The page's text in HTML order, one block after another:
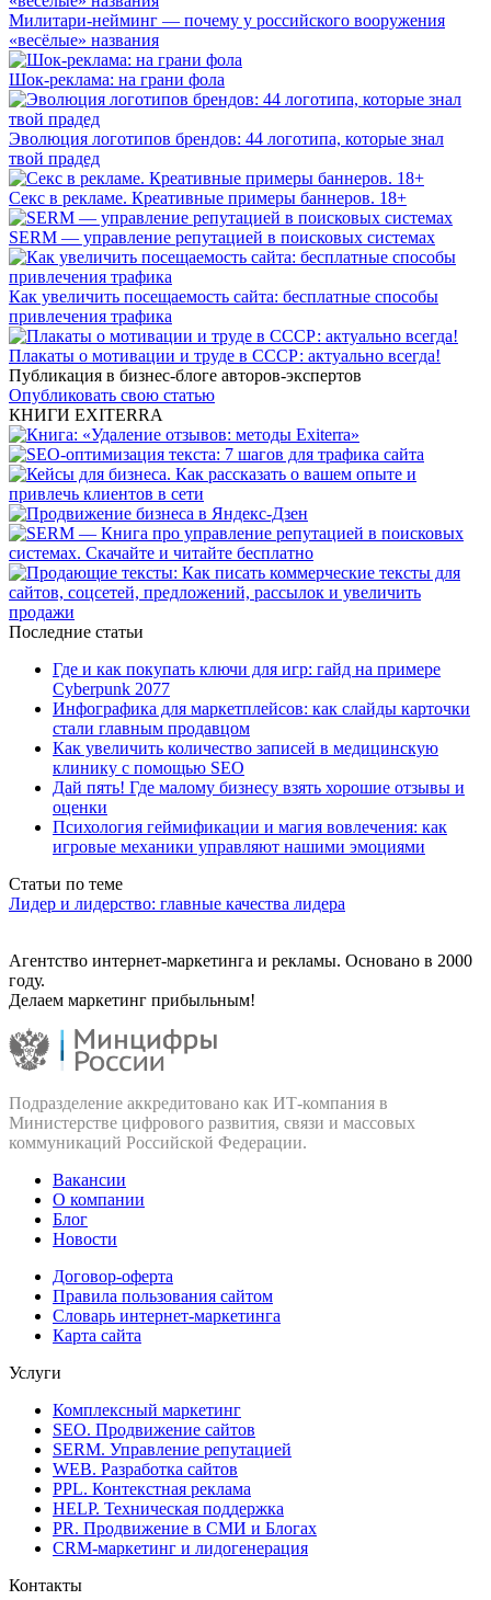
Милитари-нейминг — почему у российского вооружения
«весёлые» названия
Шок-реклама: на грани фола
Эволюция логотипов брендов: 44 логотипа, которые знал
твой прадед
Секс в рекламе. Креативные примеры баннеров. 18+
SERM — управление репутацией в поисковых системах
Как увеличить посещаемость сайта: бесплатные способы
привлечения трафика
Плакаты о мотивации и труде в СССР: актуально всегда!
Публикация в бизнес-блоге авторов-экспертов
Опубликовать свою статью
КНИГИ EXITERRA
Последние статьи
Где и как покупать ключи для игр: гайд на примере
Cyberpunk 2077
Инфографика для маркетплейсов: как слайды карточки
стали главным продавцом
Как увеличить количество записей в медицинскую
клинику с помощью SEO
Дай пять! Где малому бизнесу взять хорошие отзывы и
оценки
Психология геймификации и магия вовлечения: как
игровые механики управляют нашими эмоциями
Статьи по теме
Лидер и лидерство: главные качества лидера
Агентство интернет-маркетинга и рекламы. Основано в 2000
году.
Делаем маркетинг прибыльным!
Подразделение аккредитовано как ИТ‑компания в
Министерстве цифрового развития, связи и массовых
коммуникаций Российской Федерации.
Вакансии
О компании
Блог
Новости
Договор-оферта
Правила пользования сайтом
Словарь интернет-маркетинга
Карта сайта
Услуги
Комплексный маркетинг
SEO. Продвижение сайтов
SERM. Управление репутацией
WEB. Разработка сайтов
PPL. Контекстная реклама
HELP. Техническая поддержка
PR. Продвижение в СМИ и Блогах
CRM-маркетинг и лидогенерация
Контакты